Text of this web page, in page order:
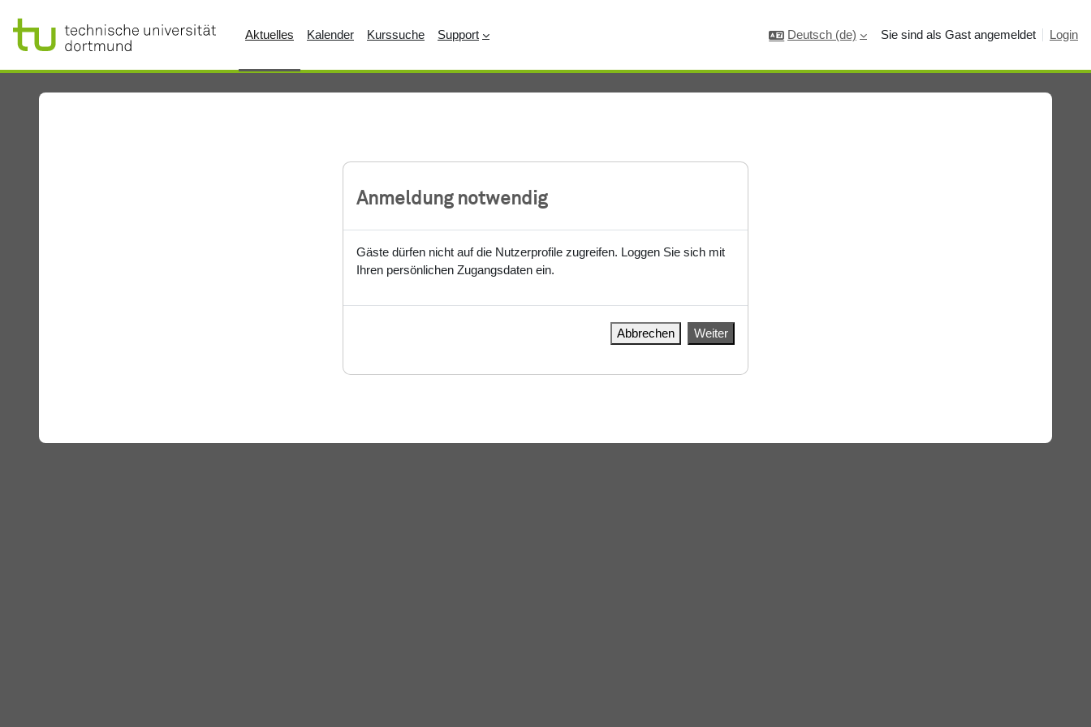
Aktuelles
Kalender Kurssuche Support Deutsch ‎(de)‎ Sie sind als Gast angemeldet Login
Anmeldung notwendig
Gäste dürfen nicht auf die Nutzerprofile zugreifen. Loggen Sie sich mit
Ihren persönlichen Zugangsdaten ein.
Abbrechen Weiter